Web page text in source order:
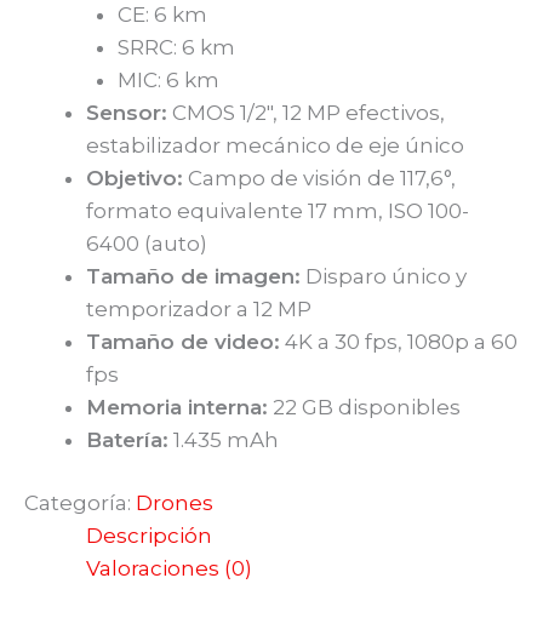
CE: 6 km
SRRC: 6 km
MIC: 6 km
Sensor: CMOS 1/2″, 12 MP efectivos,
estabilizador mecánico de eje único
Objetivo: Campo de visión de 117,6°,
formato equivalente 17 mm, ISO 100-
6400 (auto)
Tamaño de imagen: Disparo único y
temporizador a 12 MP
Tamaño de video: 4K a 30 fps, 1080p a 60
fps
Memoria interna: 22 GB disponibles
Batería: 1.435 mAh
Categoría: Drones
Descripción
Valoraciones (0)